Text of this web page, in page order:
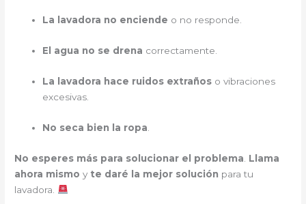
La lavadora no enciende o no responde.
El agua no se drena correctamente.
La lavadora hace ruidos extraños o vibraciones
excesivas.
No seca bien la ropa
No esperes más para solucionar el problema Llama
ahora mismo y te daré la mejor solución para tu
lavadora.